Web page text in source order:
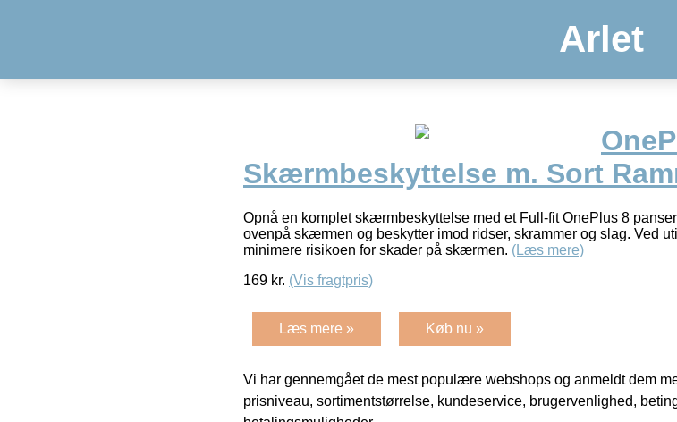
Arlet
Skærmbeskyttelse m. Sort
Opnå en komplet skærmbeskyttelse med et Full-fit OnePlus 8
ovenpå skærmen og beskytter imod ridser, skrammer og slag. Ved
minimere risikoen for skader på skærmen. (Læs mere)
169 kr. (Vis fragtpris)
Læs mere » Køb nu »
Vi har gennemgået de mest populære webshops og anmeldt dem
prisniveau, sortimentstørrelse, kundeservice, brugervenlighed,